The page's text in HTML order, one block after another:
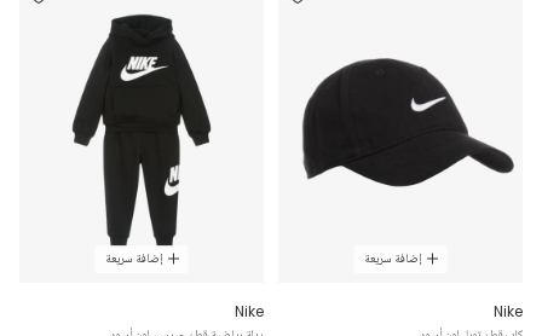
إضافة سريعة
Nike
إضافة سريعة
Nike